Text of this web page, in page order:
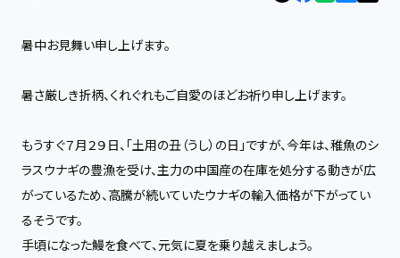
暑中お見舞い申し上げます。
暑さ厳しき折柄、くれぐれもご自愛のほどお祈り申し上げます。
もうすぐ７月２９日、「土用の丑（うし）の日」ですが、今年は、稚魚のシ
ラスウナギの豊漁を受け、主力の中国産の在庫を処分する動きが広
がっているため、高騰が続いていたウナギの輸入価格が下がってい
るそうです。
手頃になった鰻を食べて、元気に夏を乗り越えましょう。